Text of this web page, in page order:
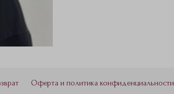
Оферта и политика конфиденциальности